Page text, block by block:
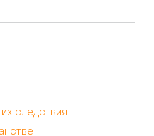
следствия